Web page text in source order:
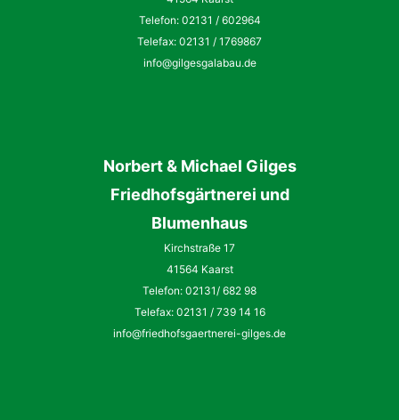
Telefon: 02131 / 602964
Telefax: 02131 / 1769867
info@gilgesgalabau.de
Norbert& Michael Gilges
Friedhofsgärtnerei und
Blumenhaus
Kirchstraße 17
41564 Kaarst
Telefon: 02131/ 682 98
Telefax: 02131 / 739 14 16
info@friedhofsgaertnerei-gilges.de